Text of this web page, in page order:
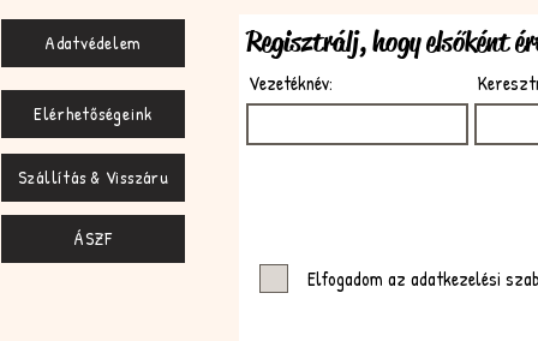
Adatvédelem
Elérhetőségeink
Szállítás & Visszáru
ÁSZF
Regisztrálj, hogy elsőként
Vezetéknév:
Elfogadom az adatkezelési